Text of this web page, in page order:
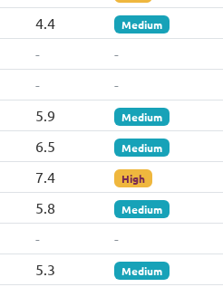
4.4 Medium
- -
- -
5.9 Medium
6.5 Medium
7.4 High
5.8 Medium
- -
5.3 Medium